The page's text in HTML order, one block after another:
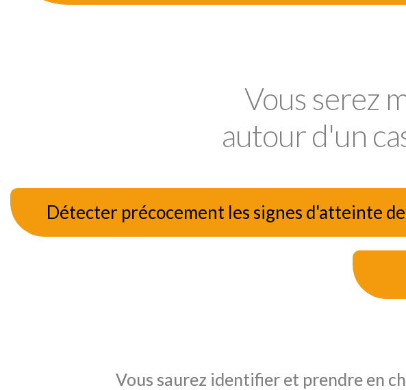
Vous serez
autour d'un
Détecter précocement les signes d'atteinte
Vous saurez identifier et prendre en